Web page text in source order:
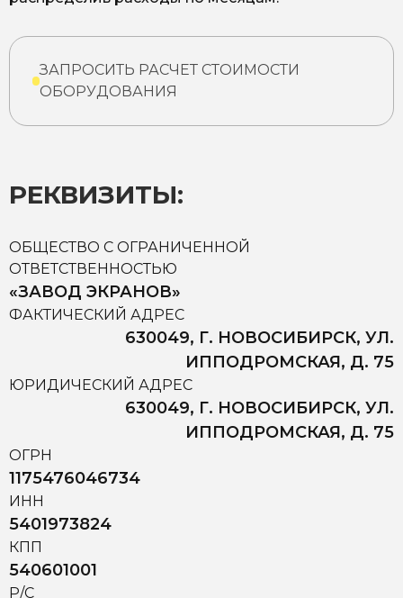
ЗАПРОСИТЬ РАСЧЕТ СТОИМОСТИ
ОБОРУДОВАНИЯ
РЕКВИЗИТЫ:
ОБЩЕСТВО С ОГРАНИЧЕННОЙ
ОТВЕТСТВЕННОСТЬЮ
«ЗАВОД ЭКРАНОВ»
ФАКТИЧЕСКИЙ АДРЕС
630049, Г. НОВОСИБИРСК, УЛ.
ИППОДРОМСКАЯ, Д. 75
ЮРИДИЧЕСКИЙ АДРЕС
630049, Г. НОВОСИБИРСК, УЛ.
ИППОДРОМСКАЯ, Д. 75
ОГРН
1175476046734
ИНН
5401973824
КПП
540601001
Р/С